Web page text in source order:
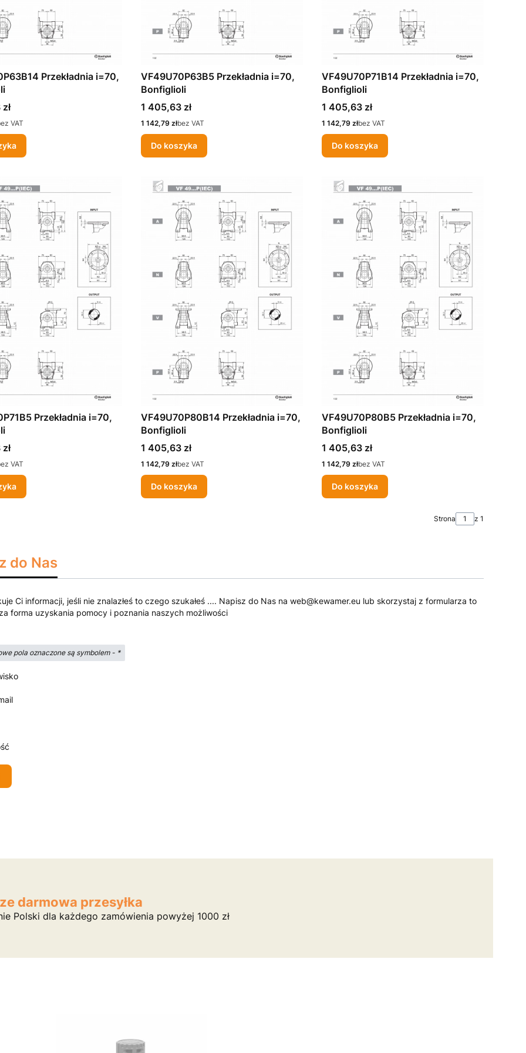
Przekładnia i=70,
VAT
VF49U70P63B5 Przekładnia i=70,
Bonfiglioli
Cena
1 405,63 zł
Cena
1 142,79 złbez VAT
Do koszyka
VF49U70P71B14 Przekładnia i=70,
Bonfiglioli
Cena
1 405,63 zł
Cena
1 142,79 złbez VAT
Do koszyka
Przekładnia i=70,
VAT
VF49U70P80B14 Przekładnia i=70,
Bonfiglioli
Cena
1 405,63 zł
Cena
1 142,79 złbez VAT
Do koszyka
VF49U70P80B5 Przekładnia i=70,
Bonfiglioli
Cena
1 405,63 zł
Cena
1 142,79 złbez VAT
Do koszyka
Strona z 1
do Nas
Ci informacji, jeśli nie znalazłeś to czego szukałeś .... Napisz do Nas na web@kewamer.eu lub skorzystaj z formularza to
forma uzyskania pomocy i poznania naszych możliwości
pola oznaczone są symbolem - *
darmowa przesyłka
Polski dla każdego zamówienia powyżej 1000 zł